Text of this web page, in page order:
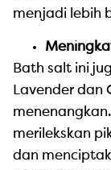
menjadi lebih
Bath salt ini
Lavender dan
merilekskan
dan